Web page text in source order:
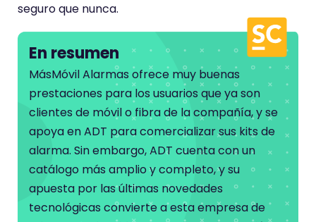
seguro que nunca.
En resumen
MásMóvil Alarmas ofrece muy buenas
prestaciones para los usuarios que ya son
clientes de móvil o fibra de la compañía, y se
apoya en ADT para comercializar sus kits de
alarma. Sin embargo, ADT cuenta con un
catálogo más amplio y completo, y su
apuesta por las últimas novedades
tecnológicas convierte a esta empresa de